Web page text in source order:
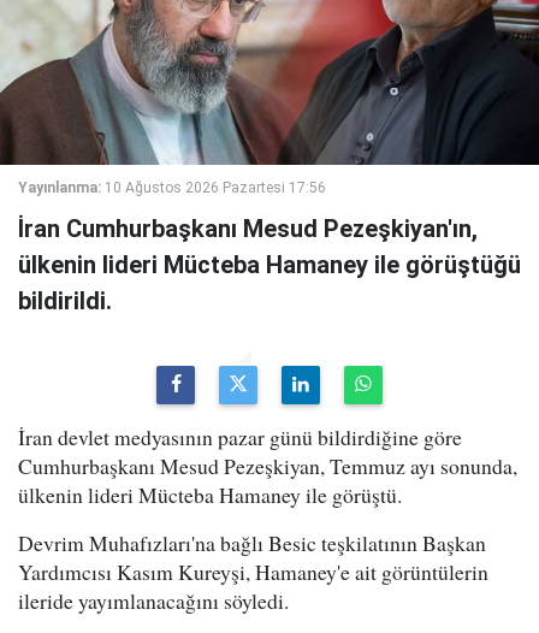
Yayınlanma: 10 Ağustos 2026 Pazartesi 17:56
İran Cumhurbaşkanı Mesud Pezeşkiyan'ın,
ülkenin lideri Mücteba Hamaney ile görüştüğü
bildirildi.
İran devlet medyasının pazar günü bildirdiğine göre
Cumhurbaşkanı Mesud Pezeşkiyan, Temmuz ayı sonunda,
ülkenin lideri Mücteba Hamaney ile görüştü.
Devrim Muhafızları'na bağlı Besic teşkilatının Başkan
Yardımcısı Kasım Kureyşi, Hamaney'e ait görüntülerin
ileride yayımlanacağını söyledi.